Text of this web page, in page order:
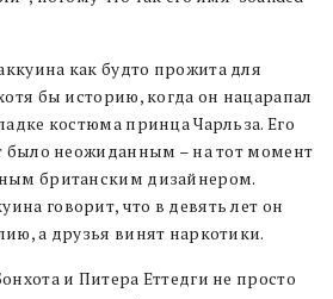
как будто прожита для
бы историю, когда он нацарапал
костюма принца Чарльза. Его
было неожиданным – на тот момент
британским дизайнером.
говорит, что в девять лет он
а друзья винят наркотики.
и Питера Еттедги не просто